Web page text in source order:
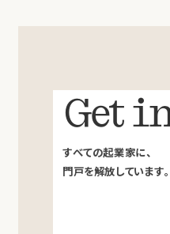
Get
すべての起業家に、
門戸を解放しています。